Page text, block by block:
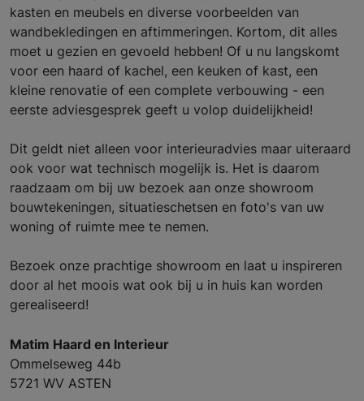
kasten en meubels en diverse voorbeelden van
wandbekledingen en aftimmeringen. Kortom, dit alles
moet u gezien en gevoeld hebben! Of u nu langskomt
voor een haard of kachel, een keuken of kast, een
kleine renovatie of een complete verbouwing - een
eerste adviesgesprek geeft u volop duidelijkheid!
Dit geldt niet alleen voor interieuradvies maar uiteraard
ook voor wat technisch mogelijk is. Het is daarom
raadzaam om bij uw bezoek aan onze showroom
bouwtekeningen, situatieschetsen en foto's van uw
woning of ruimte mee te nemen.
Bezoek onze prachtige showroom en laat u inspireren
door al het moois wat ook bij u in huis kan worden
gerealiseerd!
Matim Haard en Interieur
Ommelseweg 44b
5721 WV ASTEN